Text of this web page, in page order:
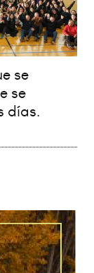
se
se
días.